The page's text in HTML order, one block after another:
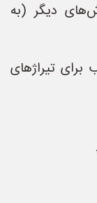
دیگر (به
برای تیراژهای